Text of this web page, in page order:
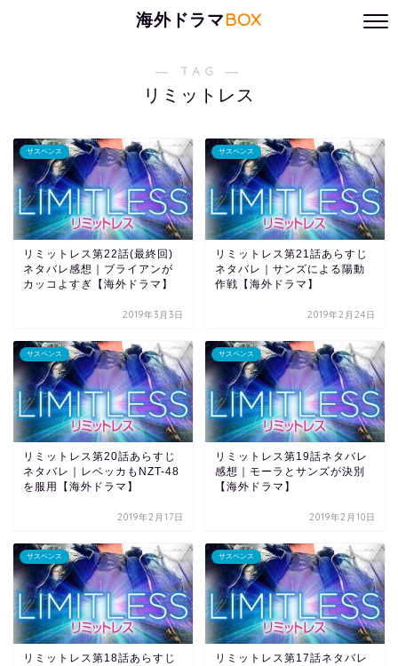
海外ドラマBOX
― TAG ―
リミットレス
サスペンス
リミットレス第22話(最終回)
ネタバレ感想｜ブライアンが
カッコよすぎ【海外ドラマ】
2019年3月3日
サスペンス
リミットレス第21話あらすじ
ネタバレ｜サンズによる陽動
作戦【海外ドラマ】
2019年2月24日
サスペンス
リミットレス第20話あらすじ
ネタバレ｜レベッカもNZT-48
を服用【海外ドラマ】
2019年2月17日
サスペンス
リミットレス第19話ネタバレ
感想｜モーラとサンズが決別
【海外ドラマ】
2019年2月10日
サスペンス
リミットレス第18話あらすじ
サスペンス
リミットレス第17話ネタバレ